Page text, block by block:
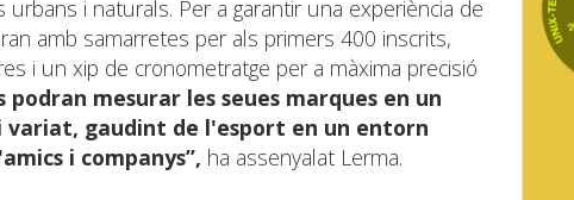
i naturals. Per a garantir una experiència de
amb samarretes per als primers 400 inscrits,
i un xip de cronometratge per a màxima precisió
podran mesurar les seues marques en un
gaudint de l'esport en un entorn
i companys”, ha assenyalat Lerma.